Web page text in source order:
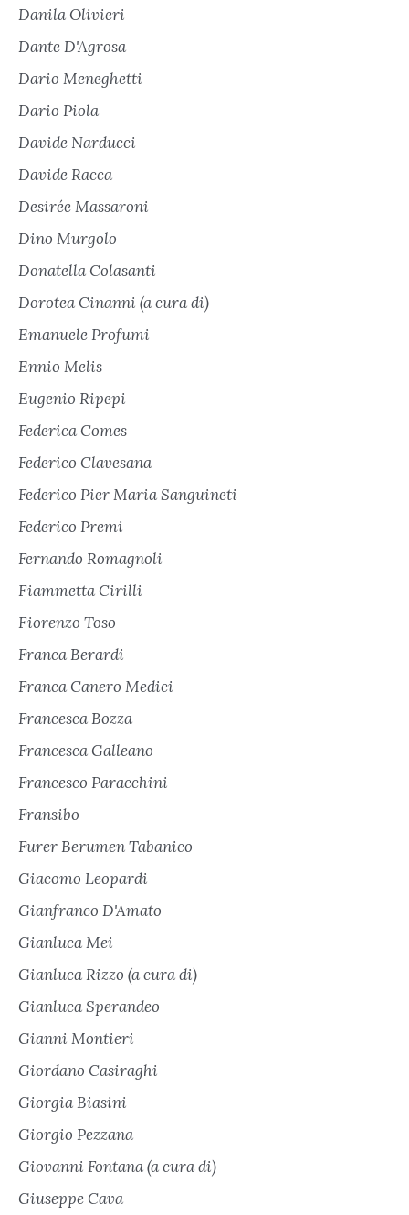
Danila Olivieri
Dante D'Agrosa
Dario Meneghetti
Dario Piola
Davide Narducci
Davide Racca
Desirée Massaroni
Dino Murgolo
Donatella Colasanti
Dorotea Cinanni (a cura di)
Emanuele Profumi
Ennio Melis
Eugenio Ripepi
Federica Comes
Federico Clavesana
Federico Pier Maria Sanguineti
Federico Premi
Fernando Romagnoli
Fiammetta Cirilli
Fiorenzo Toso
Franca Berardi
Franca Canero Medici
Francesca Bozza
Francesca Galleano
Francesco Paracchini
Fransibo
Furer Berumen Tabanico
Giacomo Leopardi
Gianfranco D'Amato
Gianluca Mei
Gianluca Rizzo (a cura di)
Gianluca Sperandeo
Gianni Montieri
Giordano Casiraghi
Giorgia Biasini
Giorgio Pezzana
Giovanni Fontana (a cura di)
Giuseppe Cava